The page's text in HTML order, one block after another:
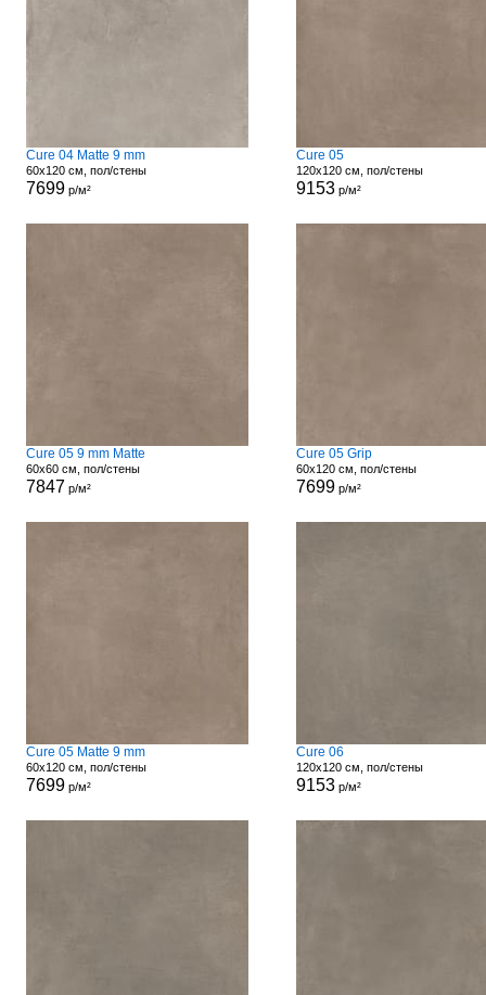
Cure 04 Matte 9 mm
60x120 см, пол/стены
7699р/м²
Cure 05
120x120 см, пол/стены
9153р/м²
Cure 05 9 mm Matte
60x60 см, пол/стены
7847 р/м²
Cure 05 Grip
60x120 см, пол/стены
7699р/м²
Cure 05 Matte 9 mm
60x120 см, пол/стены
7699р/м²
Cure 06
120x120 см, пол/стены
9153р/м²